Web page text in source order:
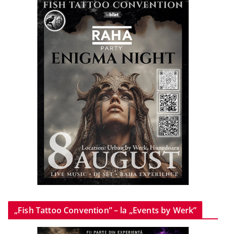
„Fish Tattoo Convention” – la „Events by Werk”